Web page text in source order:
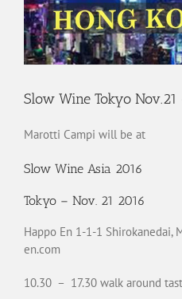
Slow Wine Tokyo
Marotti Campi will be at
Slow Wine Asia 2016
Tokyo – Nov. 21 2016
Happo En 1-1-1 Shirokanedai,
en.com
10.30 – 17.30 walk around